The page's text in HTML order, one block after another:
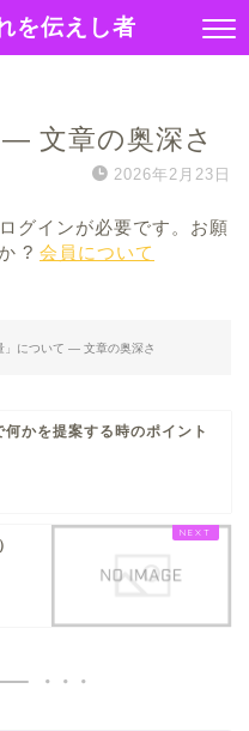
を伝えし者
― 文章の奥深さ
2026年2月23日
グインが必要です。お願
? 会員について
」について ― 文章の奥深さ
何かを提案する時のポイント